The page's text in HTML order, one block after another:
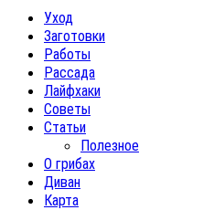
Уход
Заготовки
Работы
Рассада
Лайфхаки
Советы
Статьи
Полезное
О грибах
Диван
Карта